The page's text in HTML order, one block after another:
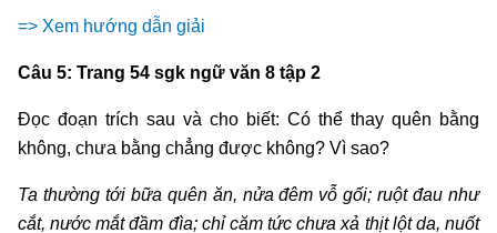
=> Xem hướng dẫn giải
Câu 5: Trang 54 sgk ngữ văn 8 tập 2
Đọc đoạn trích sau và cho biết: Có thể thay quên bằng
không, chưa bằng chẳng được không? Vì sao?
Ta thường tới bữa quên ăn, nửa đêm vỗ gối; ruột đau như
cắt, nước mắt đầm đìa; chỉ căm tức chưa xả thịt lột da, nuốt